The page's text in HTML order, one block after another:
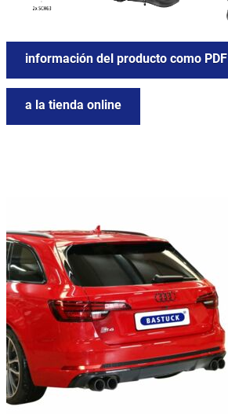
información del producto como PDF
a la tienda online